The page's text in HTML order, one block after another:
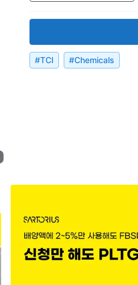
#TCI #Chemicals